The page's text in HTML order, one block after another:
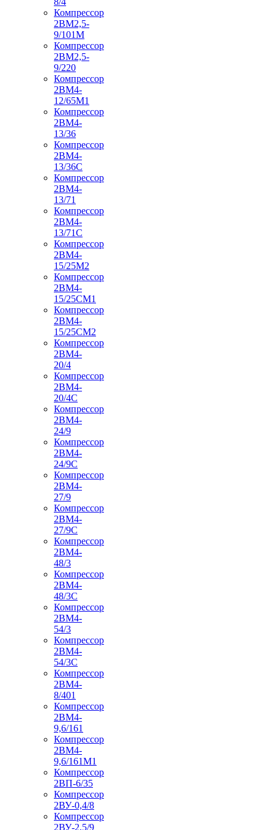
Компрессор
2ВМ2,5-
9/101М
Компрессор
2ВМ2,5-
9/220
Компрессор
2ВМ4-
12/65М1
Компрессор
2ВМ4-
13/36
Компрессор
2ВМ4-
13/36С
Компрессор
2ВМ4-
13/71
Компрессор
2ВМ4-
13/71С
Компрессор
2ВМ4-
15/25М2
Компрессор
2ВМ4-
15/25СМ1
Компрессор
2ВМ4-
15/25СМ2
Компрессор
2ВМ4-
20/4
Компрессор
2ВМ4-
20/4С
Компрессор
2ВМ4-
24/9
Компрессор
2ВМ4-
24/9С
Компрессор
2ВМ4-
27/9
Компрессор
2ВМ4-
27/9С
Компрессор
2ВМ4-
48/3
Компрессор
2ВМ4-
48/3С
Компрессор
2ВМ4-
54/3
Компрессор
2ВМ4-
54/3С
Компрессор
2ВМ4-
8/401
Компрессор
2ВМ4-
9,6/161
Компрессор
2ВМ4-
9,6/161М1
Компрессор
2ВП-6/35
Компрессор
2ВУ-0,4/8
Компрессор
2ВУ-2,5/9